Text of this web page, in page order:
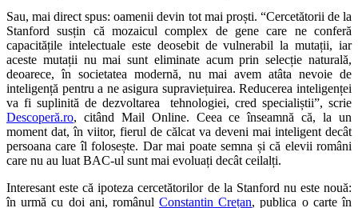
Sau, mai direct spus: oamenii devin tot mai proști. “Cercetătorii de la
Stanford susțin că mozaicul complex de gene care ne conferă
capacitățile intelectuale este deosebit de vulnerabil la mutații, iar
aceste mutații nu mai sunt eliminate acum prin selecție naturală,
deoarece, în societatea modernă, nu mai avem atâta nevoie de
inteligență pentru a ne asigura supraviețuirea. Reducerea inteligenței
va fi suplinită de dezvoltarea tehnologiei, cred specialiștii”, scrie
Descoperă.ro, citând Mail Online. Ceea ce înseamnă că, la un
moment dat, în viitor, fierul de călcat va deveni mai inteligent decât
persoana care îl folosește. Dar mai poate semna și că elevii români
care nu au luat BAC-ul sunt mai evoluați decât ceilalți.
Interesant este că ipoteza cercetătorilor de la Stanford nu este nouă:
în urmă cu doi ani, românulConstantin Crețan, publica o carte în